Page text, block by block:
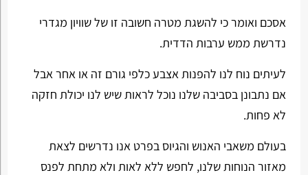
אסכם ואומר כי להשגת מטרה חשובה זו של שוויון מגדרי
נדרשת ממש ערבות הדדית.
לעיתים נוח לנו להפנות אצבע כלפי גורם זה או אחר אבל
אם נתבונן בסביבה שלנו נוכל לראות שיש לנו יכולת חזקה
לא פחות.
בעולם משאבי האנוש והגיוס בפרט אנו נדרשים לצאת
מאזור הנוחות שלנו, לחפש ללא לאות ולא מתחת לפנס